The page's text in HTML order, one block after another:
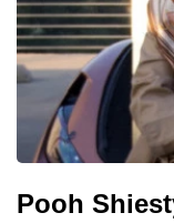
Pooh